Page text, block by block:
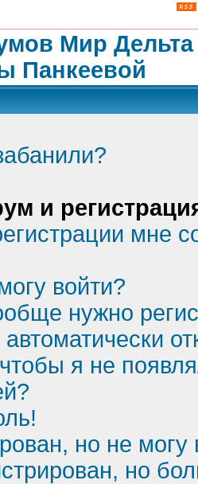
Мир
Панкеевой
и
мне
войти?
нужно
я не
но не могу
но